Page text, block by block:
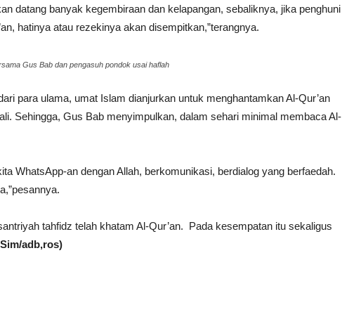
datang banyak kegembiraan dan kelapangan, sebaliknya, jika penghuni
hatinya atau rezekinya akan disempitkan,”terangnya.
Gus Bab dan pengasuh pondok usai haflah
para ulama, umat Islam dianjurkan untuk menghantamkan Al-Qur’an
Sehingga, Gus Bab menyimpulkan, dalam sehari minimal membaca Al-
WhatsApp-an dengan Allah, berkomunikasi, berdialog yang berfaedah.
tahfidz telah khatam Al-Qur’an. Pada kesempatan itu sekaligus
adb,ros)